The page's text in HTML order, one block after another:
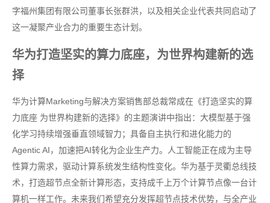
字福州集团有限公司董事长张群洪，以及相关企业代表共同启动了
这一凝聚产业合力的重要生态计划。
华为打造坚实的算力底座，为世界构建新的选
择
华为计算Marketing与解决方案销售部总裁常成在《打造坚实的算
力底座 为世界构建新的选择》的主题演讲中指出：大模型基于强
化学习持续增强垂直领域智力；具备自主执行和进化能力的
Agentic AI，加速把AI转化为企业生产力。人工智能正在成为主导
性算力需求，驱动计算系统发生结构性变化。华为基于灵衢总线技
术，打造超节点全新计算形态，支持成千上万个计算节点像一台计
算机一样工作。未来我们希望充分发挥超节点技术优势，与全产业